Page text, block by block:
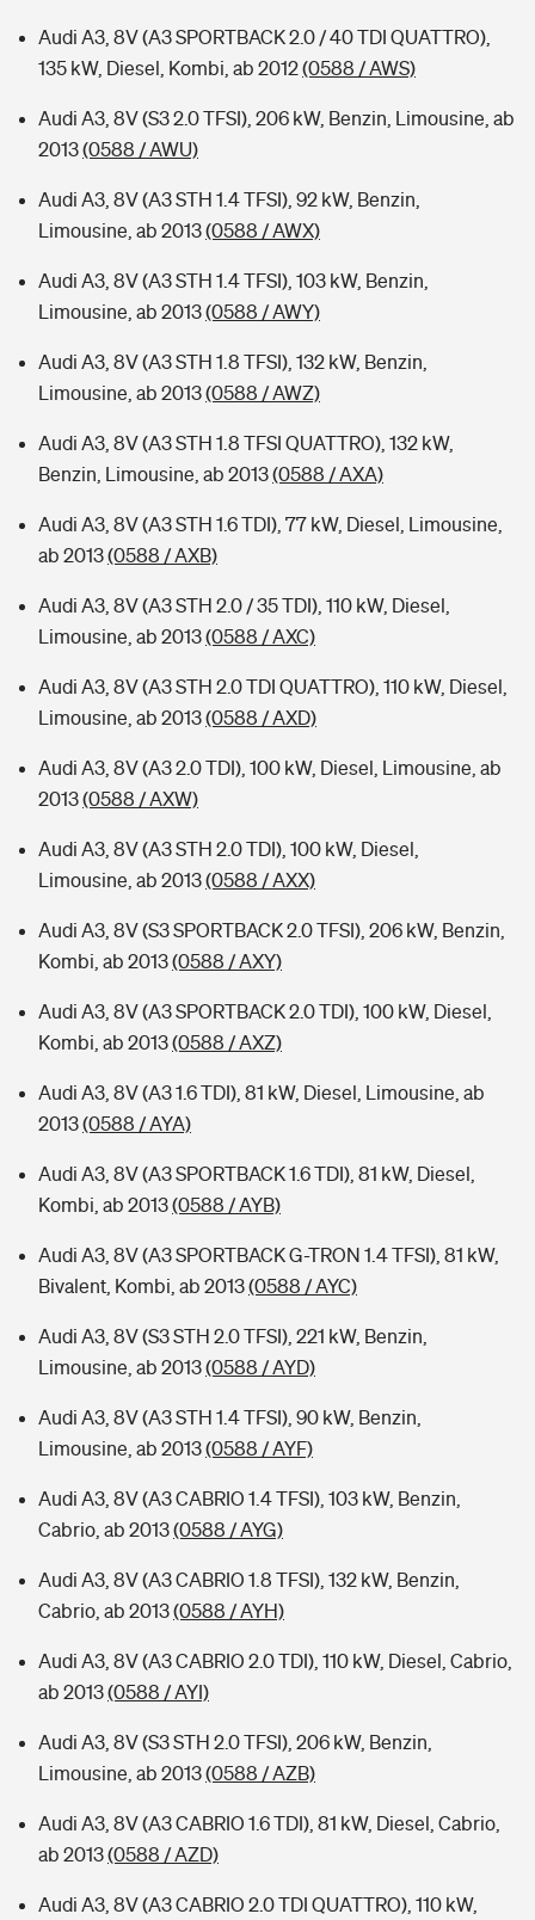
Audi A3, 8V (A3 SPORTBACK 2.0 / 40 TDI QUATTRO),
135 kW, Diesel, Kombi, ab 2012(0588 / AWS)
Audi A3, 8V (S3 2.0 TFSI), 206 kW, Benzin, Limousine, ab
2013(0588 / AWU)
Audi A3, 8V (A3 STH 1.4 TFSI), 92 kW, Benzin,
Limousine, ab 2013(0588 / AWX)
Audi A3, 8V (A3 STH 1.4 TFSI), 103 kW, Benzin,
Limousine, ab 2013(0588 / AWY)
Audi A3, 8V (A3 STH 1.8 TFSI), 132 kW, Benzin,
Limousine, ab 2013(0588 / AWZ)
Audi A3, 8V (A3 STH 1.8 TFSI QUATTRO), 132 kW,
Benzin, Limousine, ab 2013(0588 / AXA)
Audi A3, 8V (A3 STH 1.6 TDI), 77 kW, Diesel, Limousine,
ab 2013(0588 / AXB)
Audi A3, 8V (A3 STH 2.0 / 35 TDI), 110 kW, Diesel,
Limousine, ab 2013(0588 / AXC)
Audi A3, 8V (A3 STH 2.0 TDI QUATTRO), 110 kW, Diesel,
Limousine, ab 2013(0588 / AXD)
Audi A3, 8V (A3 2.0 TDI), 100 kW, Diesel, Limousine, ab
2013(0588 / AXW)
Audi A3, 8V (A3 STH 2.0 TDI), 100 kW, Diesel,
Limousine, ab 2013(0588 / AXX)
Audi A3, 8V (S3 SPORTBACK 2.0 TFSI), 206 kW, Benzin,
Kombi, ab 2013(0588 / AXY)
Audi A3, 8V (A3 SPORTBACK 2.0 TDI), 100 kW, Diesel,
Kombi, ab 2013(0588 / AXZ)
Audi A3, 8V (A3 1.6 TDI), 81 kW, Diesel, Limousine, ab
2013(0588 / AYA)
Audi A3, 8V (A3 SPORTBACK 1.6 TDI), 81 kW, Diesel,
Kombi, ab 2013(0588 / AYB)
Audi A3, 8V (A3 SPORTBACK G-TRON 1.4 TFSI), 81 kW,
Bivalent, Kombi, ab 2013(0588 / AYC)
Audi A3, 8V (S3 STH 2.0 TFSI), 221 kW, Benzin,
Limousine, ab 2013(0588 / AYD)
Audi A3, 8V (A3 STH 1.4 TFSI), 90 kW, Benzin,
Limousine, ab 2013(0588 / AYF)
Audi A3, 8V (A3 CABRIO 1.4 TFSI), 103 kW, Benzin,
Cabrio, ab 2013(0588 / AYG)
Audi A3, 8V (A3 CABRIO 1.8 TFSI), 132 kW, Benzin,
Cabrio, ab 2013(0588 / AYH)
Audi A3, 8V (A3 CABRIO 2.0 TDI), 110 kW, Diesel, Cabrio,
ab 2013(0588 / AYI)
Audi A3, 8V (S3 STH 2.0 TFSI), 206 kW, Benzin,
Limousine, ab 2013(0588 / AZB)
Audi A3, 8V (A3 CABRIO 1.6 TDI), 81 kW, Diesel, Cabrio,
ab 2013(0588 / AZD)
Audi A3, 8V (A3 CABRIO 2.0 TDI QUATTRO), 110 kW,